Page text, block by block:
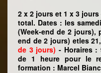
2 x 2 jours et 1 x 3
total. Dates : les
(Week-end de 2
end de 2 jours) etles
de 3 jours) - Horaires :
de 1 heure pour le
formation : Marcel